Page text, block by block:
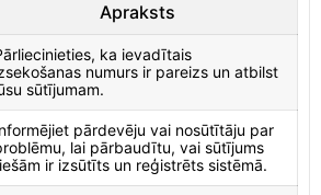
Apraksts
ka ievadītais
numurs ir pareizs un atbilst
sūtījumam.
pārdevēju vai nosūtītāju par
lai pārbaudītu, vai sūtījums
ir izsūtīts un reģistrēts sistēmā.